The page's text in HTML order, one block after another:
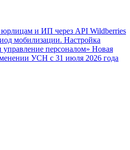
юрлицам и ИП через API Wildberries
мобилизации. Настройка
управление персоналом» Новая
УСН с 31 июля 2026 года